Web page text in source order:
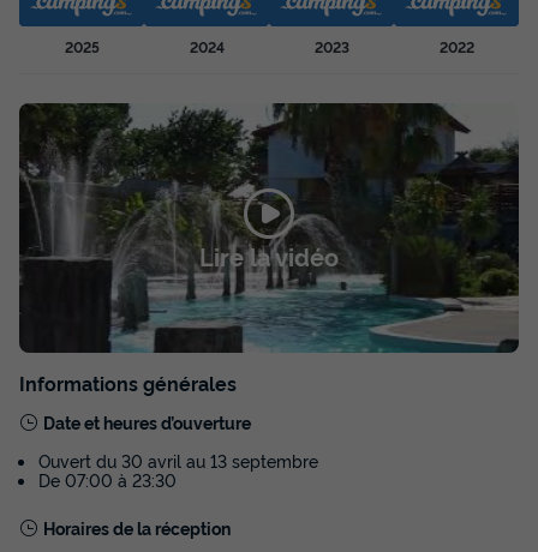
5 1 1
Réfrigérateur
Salon de jardin
APPARTEMENT 5 personnes - Appartement ALIZE 2-5
personnes
du
29/08/2026au 05/09/2026
Meilleur prix pour 7 nuits
Modifier les dates
455 €
Voir les disponibilités
2025 2024 2023 2022
Lire la vidéo
Informations générales
Date et heures d’ouverture
Ouvert du 30 avril au 13 septembre
De 07:00 à 23:30
Horaires de la réception